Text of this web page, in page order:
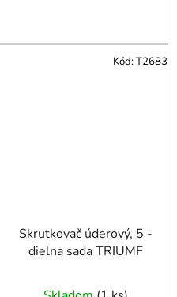
Skrutkovač úderový, 5 -
dielna sada TRIUMF
Kód:T2683